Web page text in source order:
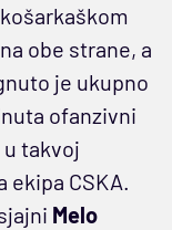
obe strane, a
je ukupno
ofanzivni
takvoj
CSKA.
Melo